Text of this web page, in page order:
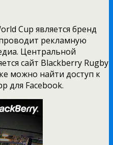
Cup является бренд
рекламную
Центральной
сайт Blackberry Rugby
можно найти доступ к
для Facebook.